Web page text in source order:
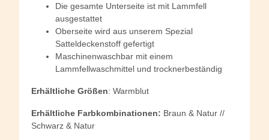
Die gesamte Unterseite ist mit Lammfell
ausgestattet
Oberseite wird aus unserem Spezial
Satteldeckenstoff gefertigt
Maschinenwaschbar mit einem
Lammfellwaschmittel und trocknerbeständig
Erhältliche Größen: Warmblut
Erhältliche Farbkombinationen: Braun & Natur //
Schwarz & Natur